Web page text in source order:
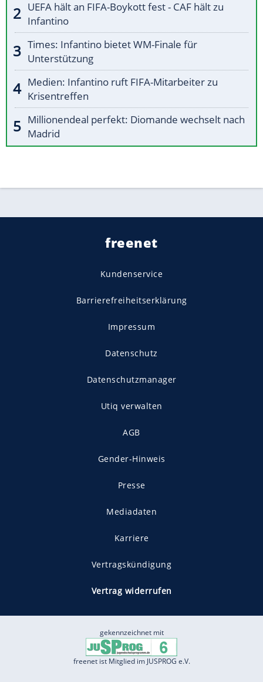
UEFA hält an FIFA-Boykott fest - CAF hält zu
Infantino
Times: Infantino bietet WM-Finale für
Unterstützung
Medien: Infantino ruft FIFA-Mitarbeiter zu
Krisentreffen
Millionendeal perfekt: Diomande wechselt nach
Madrid
freenet
Kundenservice
Barrierefreiheitserklärung
Impressum
Datenschutz
Datenschutzmanager
Utiq verwalten
AGB
Gender-Hinweis
Presse
Mediadaten
Karriere
Vertragskündigung
Vertrag widerrufen
gekennzeichnet mit
freenet ist Mitglied im JUSPROG e.V.